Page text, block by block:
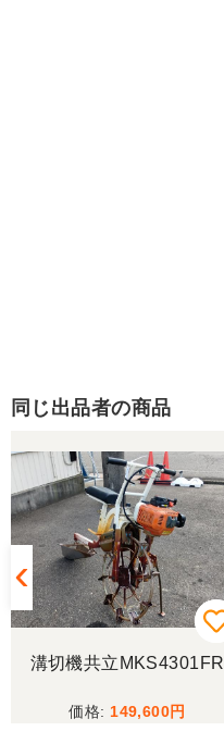
同じ出品者の商品
溝切機共立MKS4301FR
149,600